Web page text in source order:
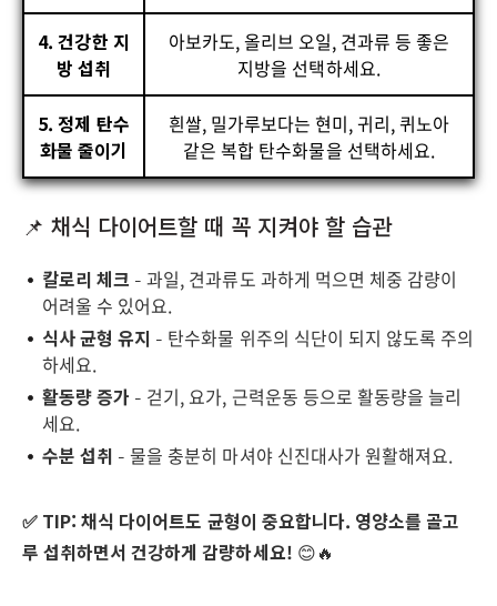
4. 건강한 지
방 섭취
아보카도, 올리브 오일, 견과류 등 좋은
지방을 선택하세요.
5. 정제 탄수
화물 줄이기
흰쌀, 밀가루보다는 현미, 귀리, 퀴노아
같은 복합 탄수화물을 선택하세요.
📌 채식 다이어트할 때 꼭 지켜야 할 습관
칼로리 체크 – 과일, 견과류도 과하게 먹으면 체중 감량이
어려울 수 있어요.
식사 균형 유지 – 탄수화물 위주의 식단이 되지 않도록 주의
하세요.
활동량 증가 – 걷기, 요가, 근력운동 등으로 활동량을 늘리
세요.
수분 섭취 – 물을 충분히 마셔야 신진대사가 원활해져요.
✅ TIP: 채식 다이어트도 균형이 중요합니다. 영양소를 골고
루 섭취하면서 건강하게 감량하세요! 😊🔥